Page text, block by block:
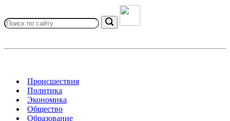
for:
Search
Происшествия
Политика
Экономика
Общество
Образование